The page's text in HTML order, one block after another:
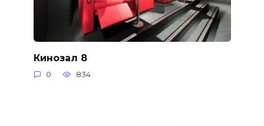
Кинозал 8
0 834